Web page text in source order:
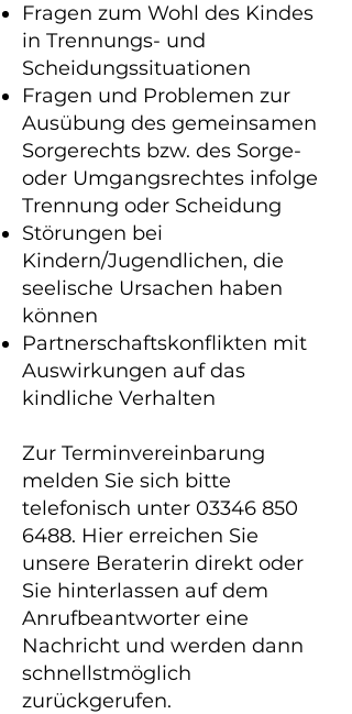
Fragen zum Wohl des Kindes
in Trennungs- und
Scheidungssituationen
Fragen und Problemen zur
Ausübung des gemeinsamen
Sorgerechts bzw. des Sorge-
oder Umgangsrechtes infolge
Trennung oder Scheidung
Störungen bei
Kindern/Jugendlichen, die
seelische Ursachen haben
können
Partnerschaftskonflikten mit
Auswirkungen auf das
kindliche Verhalten
Zur Terminvereinbarung
melden Sie sich bitte
telefonisch unter 03346 850
6488. Hier erreichen Sie
unsere Beraterin direkt oder
Sie hinterlassen auf dem
Anrufbeantworter eine
Nachricht und werden dann
schnellstmöglich
zurückgerufen.